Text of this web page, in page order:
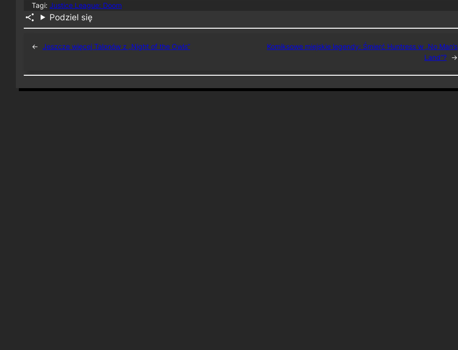
Tagi: Justice League: Doom
Podziel się
← Jeszcze więcej Talonów z „Night of the Owls”
Komiksowe miejskie legendy: Śmierć Huntress w „No Man’s
Land”? →